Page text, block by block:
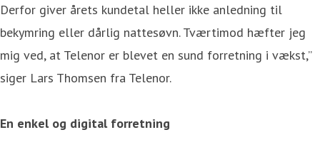
Derfor giver årets kundetal heller ikke anledning til
bekymring eller dårlig nattesøvn. Tværtimod hæfter jeg
mig ved, at Telenor er blevet en sund forretning i vækst,”
siger Lars Thomsen fra Telenor.
En enkel og digital forretning